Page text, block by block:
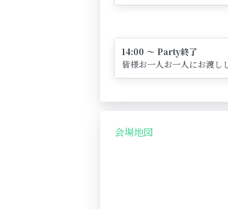
14:00 ～ Party終了
皆様お一人お一人にお渡し
会場地図